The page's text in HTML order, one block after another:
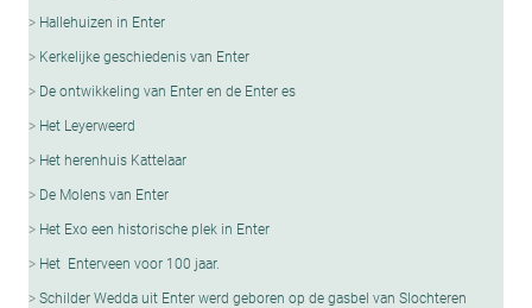
Hallehuizen in Enter
Kerkelijke geschiedenis van Enter
De ontwikkeling van Enter en de Enter es
Het Leyerweerd
Het herenhuis Kattelaar
De Molens van Enter
Het Exo een historische plek in Enter
Het Enterveen voor 100 jaar.
Schilder Wedda uit Enter werd geboren op de gasbel van Slochteren